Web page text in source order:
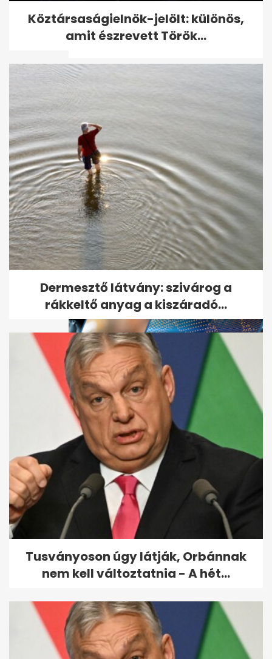
Nem a séta, nem a biciklizés:
ezt a mozgást ajánlják az
orvosok...
Rosszul alszol? A kutatások
szerint egy bizonyos típusú...
Sport és vashiány: mi az
összefüggés közöttük?
Köztársaságielnök-jelölt: különös,
amit észrevett Török...
Dermesztő látvány: szivárog a
rákkeltő anyag a kiszáradó...
Tusványoson úgy látják, Orbánnak
nem kell változtatnia - A hét...